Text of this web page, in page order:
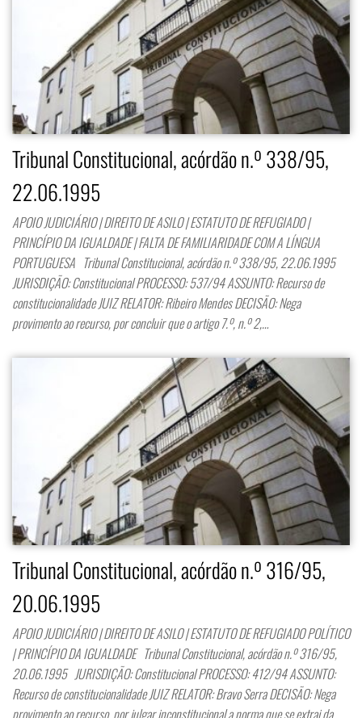
Tribunal Constitucional, acórdão n.º 338/95,
22.06.1995
APOIO JUDICIÁRIO | DIREITO DE ASILO | ESTATUTO DE REFUGIADO |
PRINCÍPIO DA IGUALDADE | FALTA DE FAMILIARIDADE COM A LÍNGUA
PORTUGUESA Tribunal Constitucional, acórdão n.º 338/95, 22.06.1995
JURISDIÇÃO: Constitucional PROCESSO: 537/94 ASSUNTO: Recurso de
constitucionalidade JUIZ RELATOR: Ribeiro Mendes DECISÃO: Nega
provimento ao recurso, por concluir que o artigo 7.º, n.º 2,…
Tribunal Constitucional, acórdão n.º 316/95,
20.06.1995
APOIO JUDICIÁRIO | DIREITO DE ASILO | ESTATUTO DE REFUGIADO POLÍTICO
| PRINCÍPIO DA IGUALDADE Tribunal Constitucional, acórdão n.º 316/95,
20.06.1995 JURISDIÇÃO: Constitucional PROCESSO: 412/94 ASSUNTO:
Recurso de constitucionalidade JUIZ RELATOR: Bravo Serra DECISÃO: Nega